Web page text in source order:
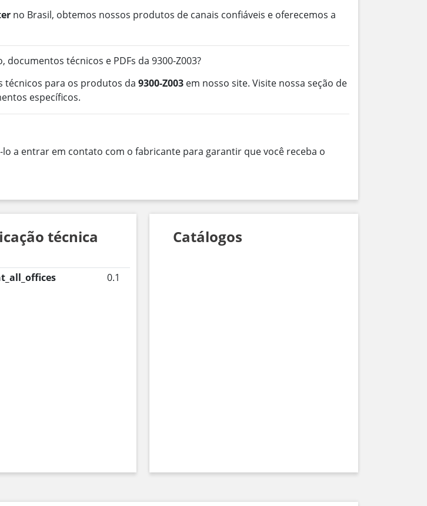
no Brasil, obtemos nossos produtos de canais confiáveis e oferecemos a
técnicos e PDFs da 9300-Z003?
técnicos para os produtos da 9300-Z003 em nosso site. Visite nossa seção de
específicos.
a entrar em contato com o fabricante para garantir que você receba o
técnica
0.1
Catálogos